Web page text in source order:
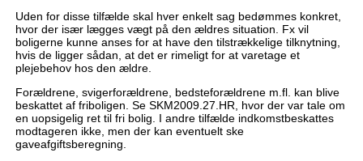
Uden for disse tilfælde skal hver enkelt sag bedømmes konkret,
hvor der især lægges vægt på den ældres situation. Fx vil
boligerne kunne anses for at have den tilstrækkelige tilknytning,
hvis de ligger sådan, at det er rimeligt for at varetage et
plejebehov hos den ældre.
Forældrene, svigerforældrene, bedsteforældrene m.fl. kan blive
beskattet af friboligen. Se SKM2009.27.HR, hvor der var tale om
en uopsigelig ret til fri bolig. I andre tilfælde indkomstbeskattes
modtageren ikke, men der kan eventuelt ske
gaveafgiftsberegning.